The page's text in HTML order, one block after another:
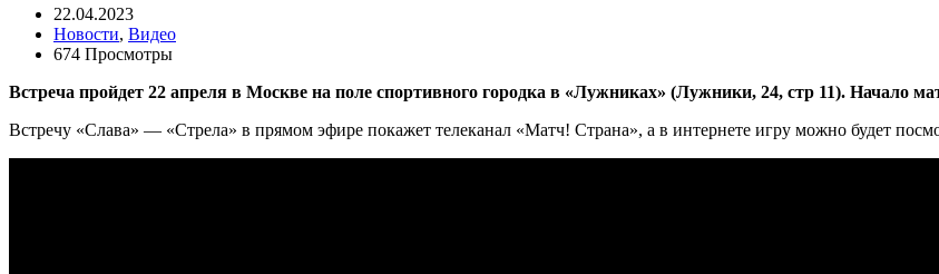
22.04.2023
Новости, Видео
674 Просмотры
Встреча пройдет 22 апреля в Москве на поле спортивного городка в «Лужниках» (Лужники, 24, стр 11). Начало
Встречу «Слава» — «Стрела» в прямом эфире покажет телеканал «Матч! Страна», а в интернете игру можно будет